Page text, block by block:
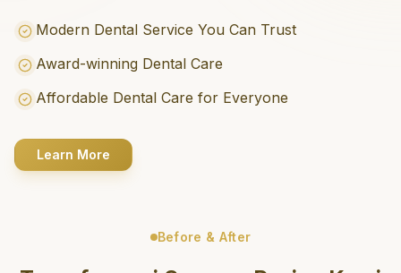
Modern Dental Service You Can Trust
Award-winning Dental Care
Affordable Dental Care for Everyone
Learn More
Before & After